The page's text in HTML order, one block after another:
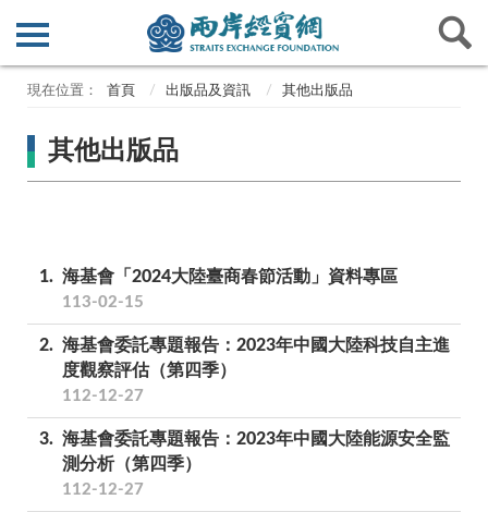
首頁 出版品及資訊 其他出版品
其他出版品
1 海基會「2024大陸臺商春節活動」資料專區
113-02-15
2
海基會委託專題報告：2023年中國大陸科技自主進
度觀察評估（第四季）
112-12-27
3
海基會委託專題報告：2023年中國大陸能源安全監
測分析（第四季）
112-12-27